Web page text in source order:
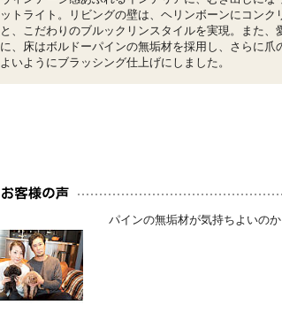
ットライト。リビングの壁は、ヘリンボーンにコンク
と、こだわりのブルックリンスタイルを実現。また、
に、床はボルドーパインの無垢材を採用し、さらに爪
よいようにブラッシング仕上げにしました。
パインの無垢材が気持ちよいの